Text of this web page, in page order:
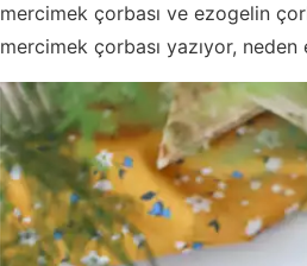
mercimek çorbası ve ezogelin
mercimek çorbası yazıyor,